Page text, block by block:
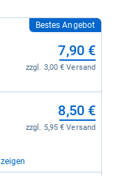
Bestes Angebot
7,90 €
zzgl. 3,00 € Versand
8,50 €
zzgl. 5,95 € Versand